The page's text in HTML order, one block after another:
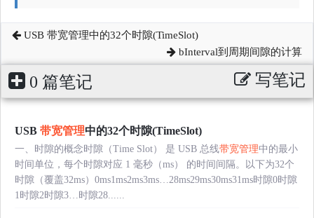
USB 带宽管理中的32个时隙(TimeSlot)
bInterval到周期间隙的计算
0 篇笔记 写笔记
USB 带宽管理中的32个时隙(TimeSlot)
一、时隙的概念时隙（Time Slot） 是 USB 总线带宽管理中的最小
时间单位，每个时隙对应 1 毫秒（ms） 的时间间隔。以下为32个
时隙（覆盖32ms）0ms1ms2ms3ms…28ms29ms30ms31ms时隙0时隙
1时隙2时隙3…时隙28......